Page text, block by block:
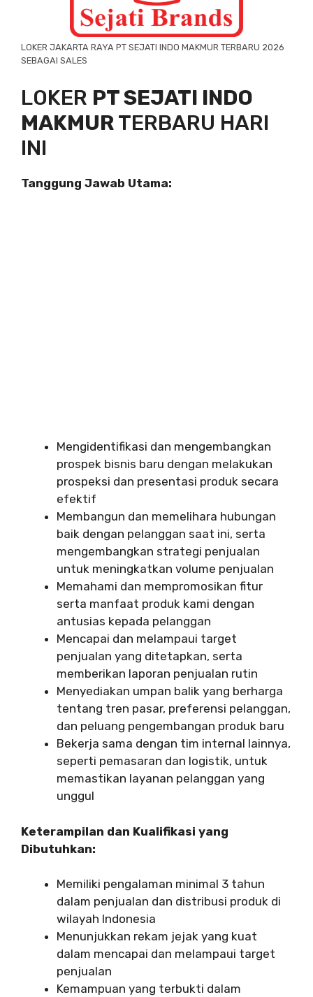
LOKER JAKARTA RAYA PT SEJATI INDO MAKMUR TERBARU 2026
SEBAGAI SALES
LOKER PT SEJATI INDO
MAKMURTERBARU HARI
INI
Tanggung Jawab Utama:
Mengidentifikasi dan mengembangkan
prospek bisnis baru dengan melakukan
prospeksi dan presentasi produk secara
efektif
Membangun dan memelihara hubungan
baik dengan pelanggan saat ini, serta
mengembangkan strategi penjualan
untuk meningkatkan volume penjualan
Memahami dan mempromosikan fitur
serta manfaat produk kami dengan
antusias kepada pelanggan
Mencapai dan melampaui target
penjualan yang ditetapkan, serta
memberikan laporan penjualan rutin
Menyediakan umpan balik yang berharga
tentang tren pasar, preferensi pelanggan,
dan peluang pengembangan produk baru
Bekerja sama dengan tim internal lainnya,
seperti pemasaran dan logistik, untuk
memastikan layanan pelanggan yang
unggul
Keterampilan dan Kualifikasi yang
Dibutuhkan:
Memiliki pengalaman minimal 3 tahun
dalam penjualan dan distribusi produk di
wilayah Indonesia
Menunjukkan rekam jejak yang kuat
dalam mencapai dan melampaui target
penjualan
Kemampuan yang terbukti dalam